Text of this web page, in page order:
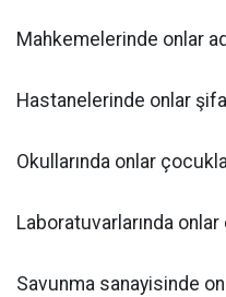
Mahkemelerinde onlar
Hastanelerinde onlar
Okullarında onlar
Laboratuvarlarında onlar
Savunma sanayisinde